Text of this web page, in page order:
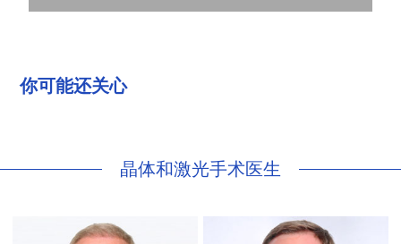
你可能还关心
晶体和激光手术医生